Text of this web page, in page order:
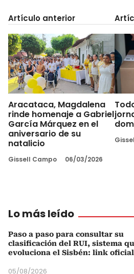
Artículo anterior
Aracataca, Magdalena
rinde homenaje a Gabriel
García Márquez en el
aniversario de su
natalicio
Gissell Campo 06/03/2026
Lo más leído
Paso a paso para consultar su
clasificación del RUI, sistema
evoluciona el Sisbén: link oficial
05/08/2026